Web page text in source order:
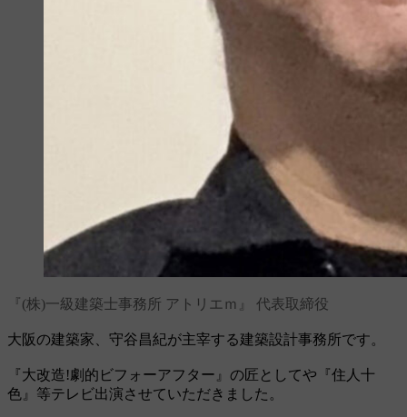
『(株)一級建築士事務所 アトリエｍ』 代表取締役
大阪の建築家、守谷昌紀が主宰する建築設計事務所です。
『大改造!劇的ビフォーアフター』の匠としてや『住人十
色』等テレビ出演させていただきました。